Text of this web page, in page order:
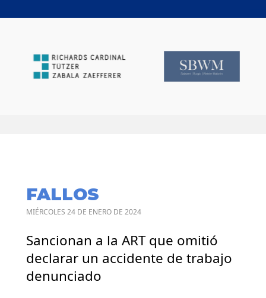
FALLOS
MIÉRCOLES 24 DE ENERO DE 2024
Sancionan a la ART que omitió
declarar un accidente de trabajo
denunciado